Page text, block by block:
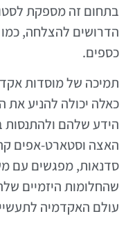
בתחום זה מספקת
הדרושים להצלחה, כמו
כספים.
תמיכה של מוסדות
כאלה יכולה להניע את
הידע שלהם ולהתנסות
האצה וסטארט-אפים
סדנאות, מפגשים עם
שהחלומות היזמיים
עולם האקדמיה